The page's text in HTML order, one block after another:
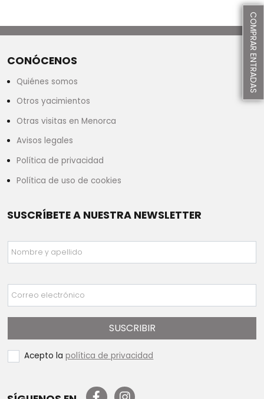
COMPRAR ENTRADAS
CONÓCENOS
Quiénes somos
Otros yacimientos
Otras visitas en Menorca
Avisos legales
Política de privacidad
Política de uso de cookies
SUSCRÍBETE A NUESTRA NEWSLETTER
Nombre y apellido
Correo electrónico
SUSCRIBIR
Acepto lapolítica de privacidad